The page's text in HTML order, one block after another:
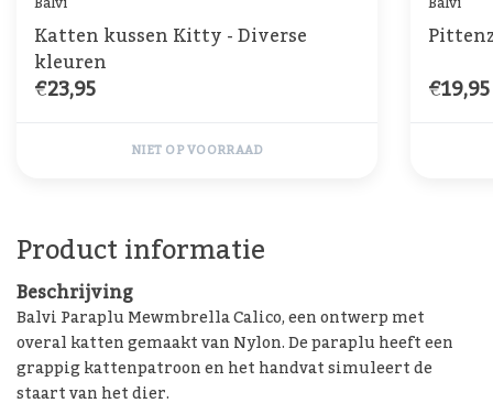
Katten kussen Kitty - Diverse
kleuren
€23,95
NIET OP VOORRAAD
€19,95
Product informatie
Beschrijving
Balvi Paraplu Mewmbrella Calico, een ontwerp met
overal katten gemaakt van Nylon. De paraplu heeft een
grappig kattenpatroon en het handvat simuleert de
staart van het dier.